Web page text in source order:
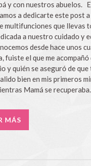
y con nuestros abuelos.
a dedicarte este post
multifunciones que llevas
a nuestro cuidado y
desde hace unos
fuiste el que me acompañó
y quién se aseguró de que
bien en mis primeros
Mamá se
MÁS